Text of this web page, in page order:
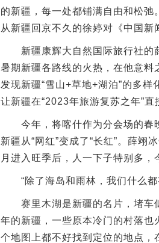
的新疆，每一处都铺满自由和松弛
从新疆回京不久的徐婷对《中国新
新疆康辉大自然国际旅行社的
暑期新疆各路线的火热，在他意料
发现新疆“雪山+草地+湖泊”的多样
让新疆在“2023年旅游复苏之年”直
今年，将喀什作为分会场的春
新疆从“网红”变成了“长红”。薛翊
月进入旺季后，人一下子特别多
“除了海岛和雨林，我们什么都
赛里木湖是新疆的名片，堵车
年的新疆，一些原本冷门的村落
个地图上都不好找到定位的地点